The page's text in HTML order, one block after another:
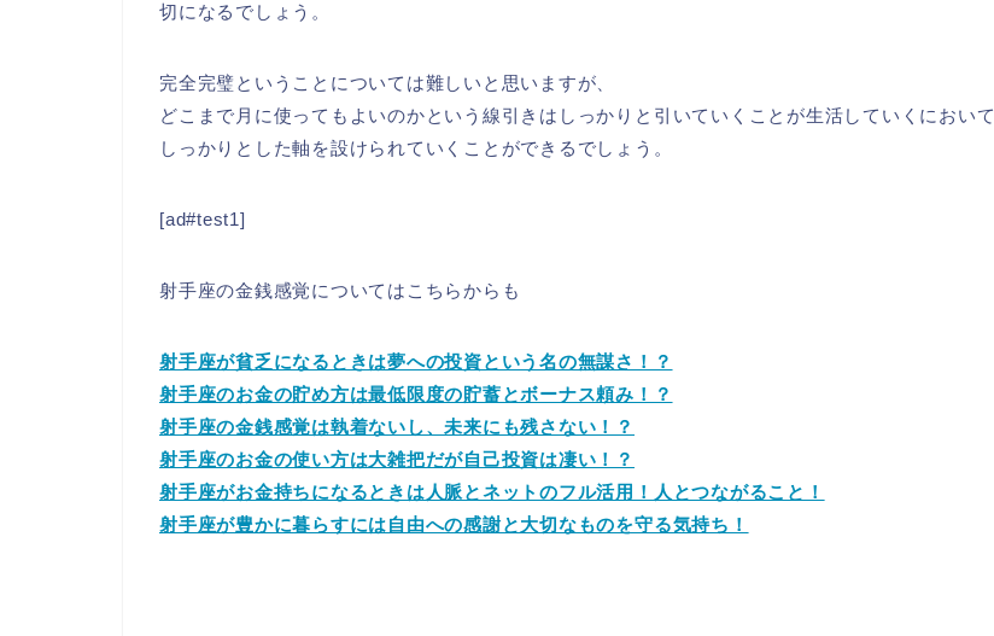
切になるでしょう。
完全完璧ということについては難しいと思いますが、
どこまで月に使ってもよいのかという線引きはしっかりと引いていくことが生活していくにおいて
しっかりとした軸を設けられていくことができるでしょう。
[ad#test1]
射手座の金銭感覚についてはこちらからも
射手座が貧乏になるときは夢への投資という名の無謀さ！？
射手座のお金の貯め方は最低限度の貯蓄とボーナス頼み！？
射手座の金銭感覚は執着ないし、未来にも残さない！？
射手座のお金の使い方は大雑把だが自己投資は凄い！？
射手座がお金持ちになるときは人脈とネットのフル活用！人とつながること！
射手座が豊かに暮らすには自由への感謝と大切なものを守る気持ち！